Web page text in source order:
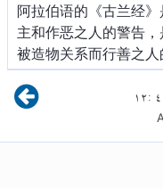
阿拉伯语的《古兰经
主和作恶之人的警告
被造物关系而行善之人
:١٢